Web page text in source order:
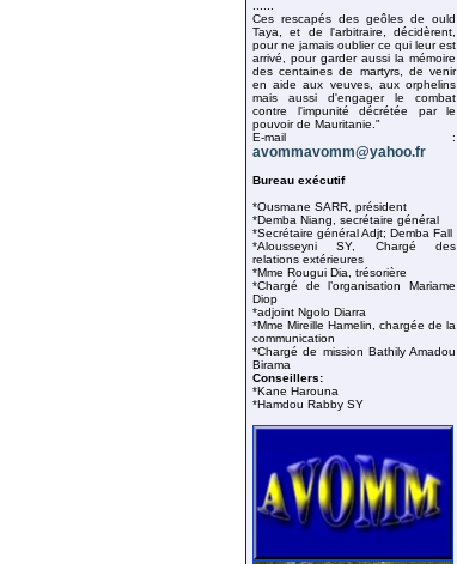
Ces rescapés des geôles de ould
Taya, et de l'arbitraire, décidèrent,
pour ne jamais oublier ce qui leur est
arrivé, pour garder aussi la mémoire
des centaines de martyrs, de venir
en aide aux veuves, aux orphelins
mais aussi d'engager le combat
contre l'impunité décrétée par le
pouvoir de Mauritanie."
E-mail :
avommavomm@yahoo.fr
Bureau exécutif
*Ousmane SARR, président
*Demba Niang, secrétaire général
*Secrétaire général Adjt; Demba Fall
*Alousseyni SY, Chargé des
relations extérieures
*Mme Rougui Dia, trésorière
*Chargé de l’organisation Mariame
Diop
*adjoint Ngolo Diarra
*Mme Mireille Hamelin, chargée de la
communication
*Chargé de mission Bathily Amadou
Birama
Conseillers:
*Kane Harouna
*Hamdou Rabby SY